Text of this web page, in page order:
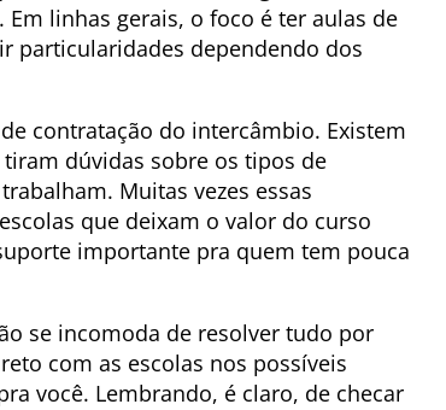
linhas gerais, o foco é ter aulas de
particularidades dependendo dos
contratação do intercâmbio. Existem
dúvidas sobre os tipos de
Muitas vezes essas
que deixam o valor do curso
importante pra quem tem pouca
se incomoda de resolver tudo por
com as escolas nos possíveis
você. Lembrando, é claro, de checar